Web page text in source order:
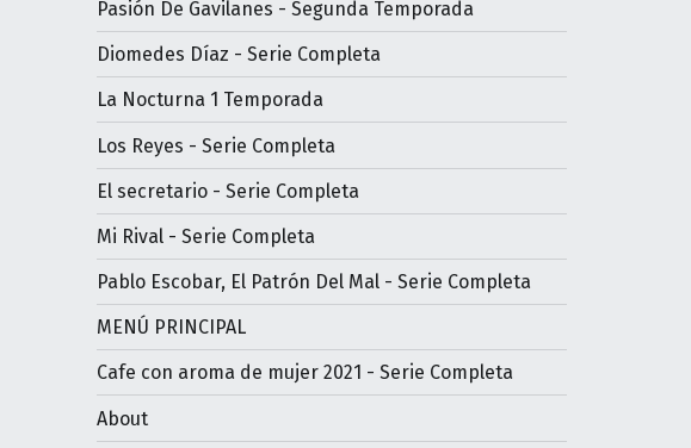
Pasión De Gavilanes - Segunda Temporada
Diomedes Díaz - Serie Completa
La Nocturna 1 Temporada
Los Reyes - Serie Completa
El secretario - Serie Completa
Mi Rival - Serie Completa
Pablo Escobar, El Patrón Del Mal - Serie Completa
MENÚ PRINCIPAL
Cafe con aroma de mujer 2021 - Serie Completa
About